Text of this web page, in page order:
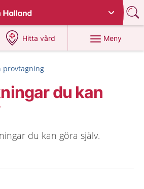
Halland
Hitta vård
på 1177.se
Meny
provtagning
du kan
du kan göra själv.